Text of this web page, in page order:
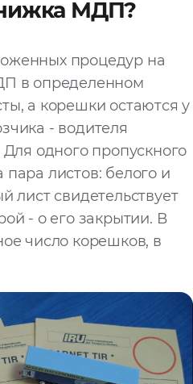
МДП?
процедур на
в определенном
а корешки остаются у
- водителя
Для одного пропускного
листов: белого и
лист свидетельствует
- о его закрытии. В
число корешков, в